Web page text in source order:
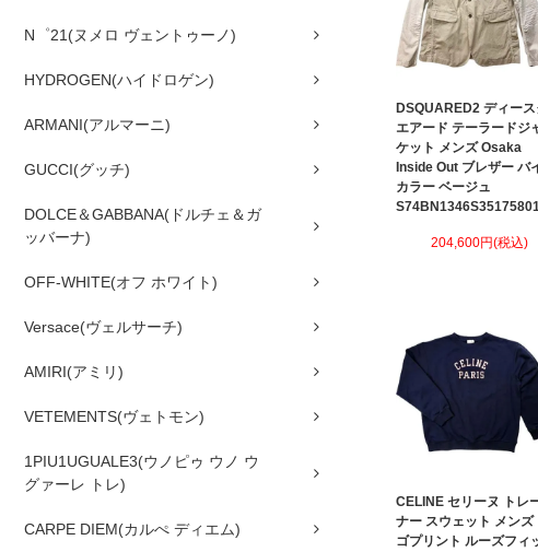
N゜21(ヌメロ ヴェントゥーノ)
HYDROGEN(ハイドロゲン)
ARMANI(アルマーニ)
GUCCI(グッチ)
DOLCE＆GABBANA(ドルチェ＆ガ
ッバーナ)
OFF-WHITE(オフ ホワイト)
Versace(ヴェルサーチ)
AMIRI(アミリ)
VETEMENTS(ヴェトモン)
1PIU1UGUALE3(ウノピゥ ウノ ウ
グァーレ トレ)
CARPE DIEM(カルぺ ディエム)
DSQUARED2 ディース
エアード テーラードジ
ケット メンズ Osaka
Inside Out ブレザー バ
カラー ベージュ
204,600円(税込)
CELINE セリーヌ トレ
ナー スウェット メンズ
ゴプリント ルーズフィ